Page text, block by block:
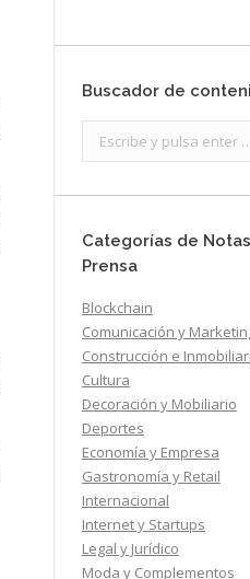
Buscador de
Categorías de
Prensa
Blockchain
Comunicación y
Construcción e
Cultura
Decoración y Mobiliario
Deportes
Economía y Empresa
Gastronomía y Retail
Internacional
Internet y Startups
Legal y Jurídico
Moda y Complementos